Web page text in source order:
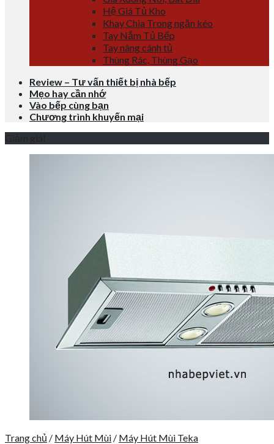
Hệ Giá Tủ Kho
Khay Chia Trong ngăn kéo
Tay Nắm Tủ Bếp
Tay nâng cánh tủ
Thùng Rác, Thùng Gạo
Review – Tư vấn thiết bị nhà bếp
Mẹo hay cần nhớ
Vào bếp cùng bạn
Chương trình khuyến mại
Trang chủ / Máy Hút Mùi / Máy Hút Mùi Teka